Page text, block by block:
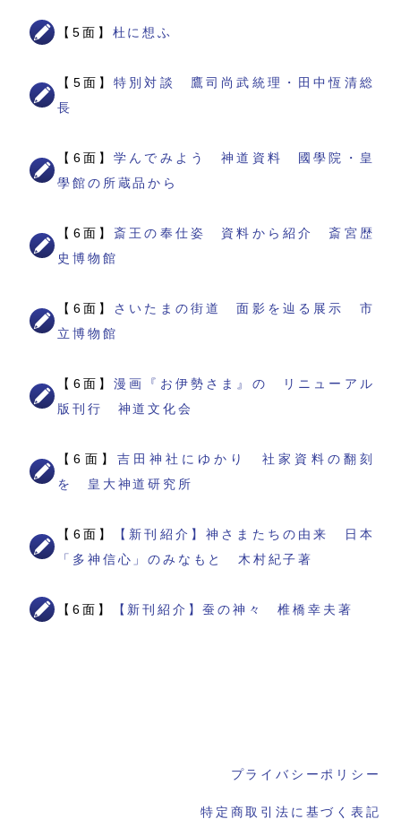
【5面】 杜に想ふ
【5面】特別対談 鷹司尚武統理・田中恆清総
長
【6面】学んでみよう 神道資料 國學院・皇
學館の所蔵品から
【6面】 斎王の奉仕姿 資料から紹介 斎宮歴
史博物館
【6面】 さいたまの街道 面影を辿る展示 市
立博物館
【6面】漫画『お伊勢さま』の リニューアル
版刊行 神道文化会
【6面】 吉田神社にゆかり 社家資料の翻刻
を 皇大神道研究所
【6面】
【新刊紹介】神さまたちの由来 日本
「多神信心」のみなもと 木村紀子著
【6面】 【新刊紹介】蚕の神々 椎橋幸夫著
プライバシーポリシー
特定商取引法に基づく表記